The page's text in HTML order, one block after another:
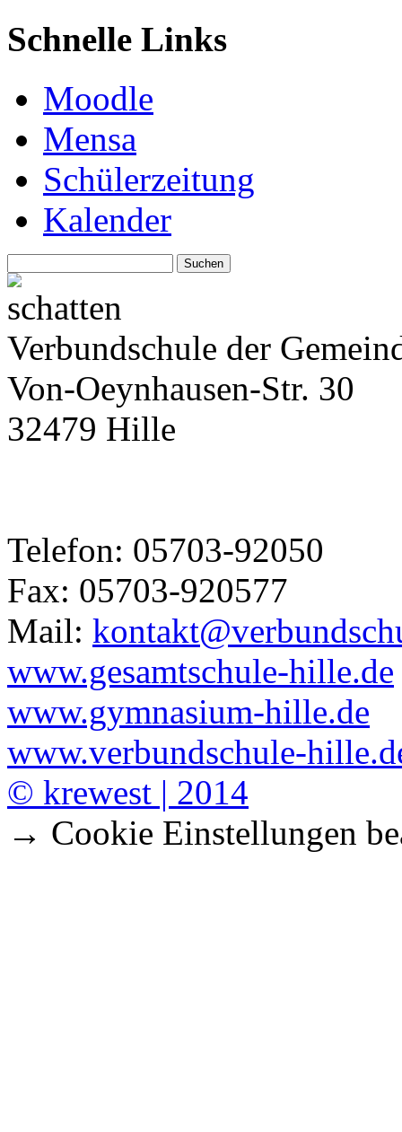
Schnelle Links
Moodle
Mensa
Schülerzeitung
Kalender
nach:
Verbundschule der
Von-Oeynhausen-Str. 30
32479 Hille
Telefon: 05703-92050
Fax: 05703-920577
Mail:
www.gesamtschule-hille.de
www.gymnasium-hille.de
www.verbundschule-
© krewest | 2014
→ Cookie Einstellungen